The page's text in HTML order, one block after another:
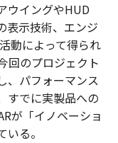
ウイングやHUD
表示技術、エンジ
動によって得られ
回のプロジェクト
、パフォーマンス
すでに実製品への
が「イノベーショ
る。